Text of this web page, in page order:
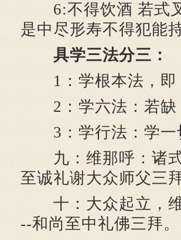
6:不得饮酒 若式叉
是中尽形寿不得犯能
具学三法分三：
1：学根本法，即
2：学六法：若缺
3：学行法：学一
九：维那呼：诸式
至诚礼谢大众师父三
十：大众起立，维
--和尚至中礼佛三拜。